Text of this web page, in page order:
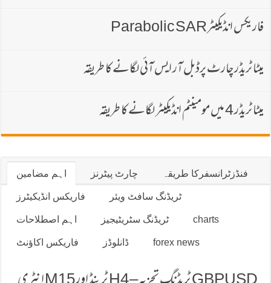
فاریکس انڈیکیٹرParabolic SAR
میٹا ٹریڈر چارٹ پرڈبل آر ایس آئی لگانے کا طریقہ
میٹا ٹریڈر 4 میں مومینٹم انڈیکیٹر لگانے کا طریقہ
اہم مضامین چارٹ پیٹرنز فنڈزٹرانسفركا طریقہ
فاریكس انڈیكیٹرز ٹریڈنگ سافٹ ویئر
اہم اصطلاحات ٹریڈنگ سٹریٹیجیز charts
فاریكس اكاؤنٹ ڈانلوڈز forex news